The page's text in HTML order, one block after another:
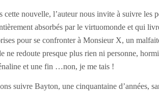
cette nouvelle, l’auteur nous invite à suivre les
absorbés par le virtuomonde et qui
pour se confronter à Monsieur X, un
ne redoute presque plus rien ni personne,
et une fin …non, je me tais !
suivre Bayton, une cinquantaine d’années,